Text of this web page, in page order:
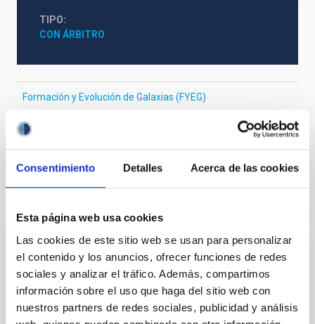
Consentimiento Detalles Acerca de las cookies
Esta página web usa cookies
Las cookies de este sitio web se usan para personalizar
el contenido y los anuncios, ofrecer funciones de redes
sociales y analizar el tráfico. Además, compartimos
información sobre el uso que haga del sitio web con
nuestros partners de redes sociales, publicidad y análisis
TIPO
CON ÁRBITRO
Formación y Evolución de Galaxias (FYEG)
Galaxias
CON ÁRBITRO
Magnetic Field Alignment with Dense
Cores in the Transition between Cloud and
Core Scales